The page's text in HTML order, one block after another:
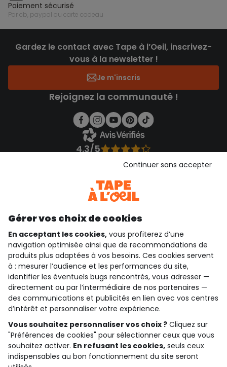
paiement sécurisé
par cb, paypal ou carte cadeau
Gardez le contact avec Tape à l’Oeil, inscrivez-
vous à la newsletter !
Je m'inscris
Rejoignez la communauté !
4.3/5
Voir l’attestation de confiance
Téléchargez notre application
Découvrir notre application
qui sommes-nous ?
besoin d'aide ?
le club fidélité
notre catalogue
Conditions générales de ventes et d'utilisation
Gérer vos choix de cookies
En acceptant les cookies, vous profiterez d’une
navigation optimisée ainsi que de recommandations de
produits plus adaptées à vos besoins. Ces cookies servent
à : mesurer l’audience et les performances du site,
identifier les éventuels bugs rencontrés, vous adresser —
directement ou par l’intermédiaire de nos partenaires —
des communications et publicités en lien avec vos centres
d’intérêt et personnaliser votre expérience.
Vous souhaitez personnaliser vos choix ? Cliquez sur
"Préférences de cookies" pour sélectionner ceux que vous
souhaitez activer. En refusant les cookies, seuls ceux
indispensables au bon fonctionnement du site seront
Continuer sans accepter